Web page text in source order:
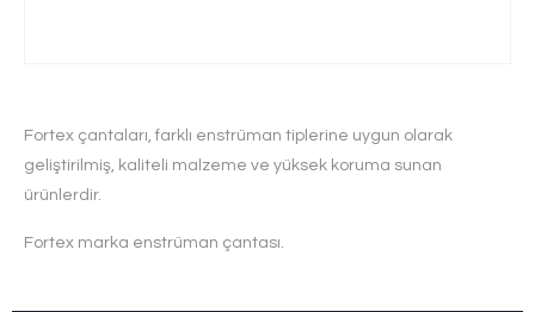
Fortex çantaları, farklı enstrüman tiplerine uygun olarak
geliştirilmiş, kaliteli malzeme ve yüksek koruma sunan
ürünlerdir.
Fortex marka enstrüman çantası.